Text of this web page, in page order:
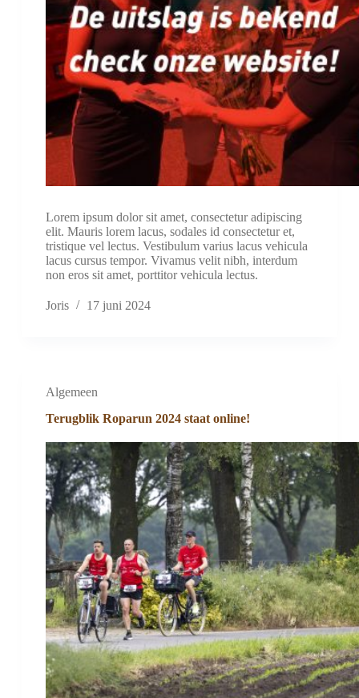
Lorem ipsum dolor sit amet, consectetur adipiscing
elit. Mauris lorem lacus, sodales id consectetur et,
tristique vel lectus. Vestibulum varius lacus vehicula
lacus cursus tempor. Vivamus velit nibh, interdum
non eros sit amet, porttitor vehicula lectus.
Joris 17 juni 2024
Algemeen
Terugblik Roparun 2024 staat online!